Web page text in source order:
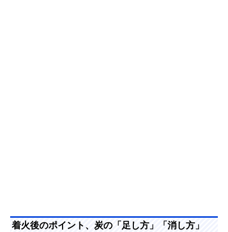
着火後のポイント、炭の「足し方」「消し方」